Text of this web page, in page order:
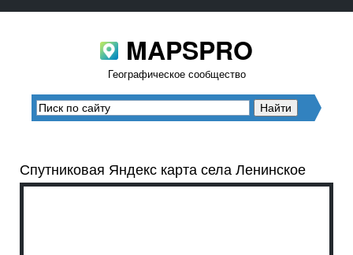
MAPSPRO
Географическое сообщество
Спутниковая Яндекс карта села Ленинское